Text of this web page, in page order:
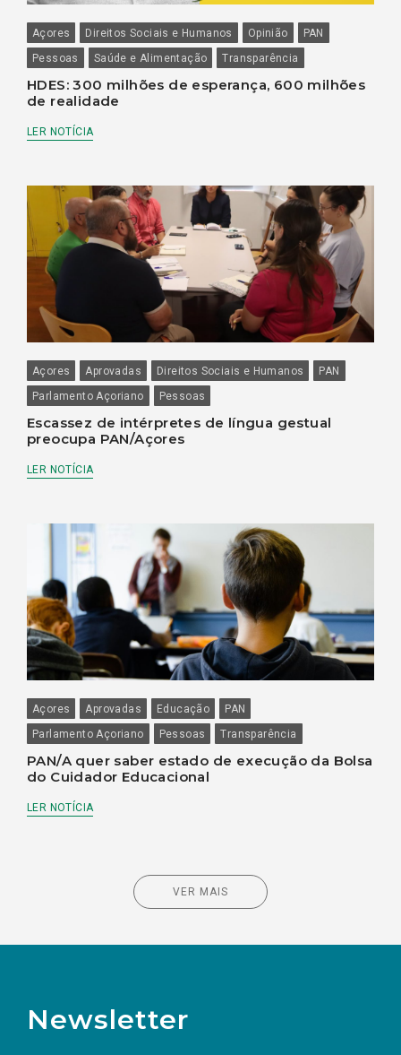
Açores Direitos Sociais e Humanos Opinião
PAN
Pessoas
Saúde e Alimentação Transparência
HDES: 300 milhões de esperança, 600 milhões
de realidade
LER NOTÍCIA
Açores Aprovadas Direitos Sociais e Humanos
PAN
Parlamento Açoriano
Pessoas
Escassez de intérpretes de língua gestual
preocupa PAN/Açores
LER NOTÍCIA
Açores Aprovadas Educação
PAN
Parlamento Açoriano
Pessoas Transparência
PAN/A quer saber estado de execução da Bolsa
do Cuidador Educacional
LER NOTÍCIA
VER MAIS
Newsletter